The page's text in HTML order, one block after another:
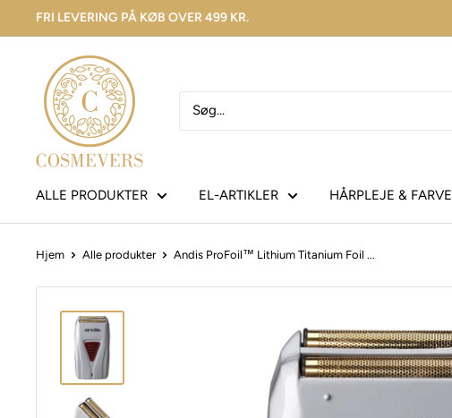
FRI LEVERING PÅ KØB OVER 499 KR.
ALLE PRODUKTER EL-ARTIKLER HÅRPLEJE & FARVE
Hjem Alle produkter Andis ProFoil™ Lithium Titanium Foil ...